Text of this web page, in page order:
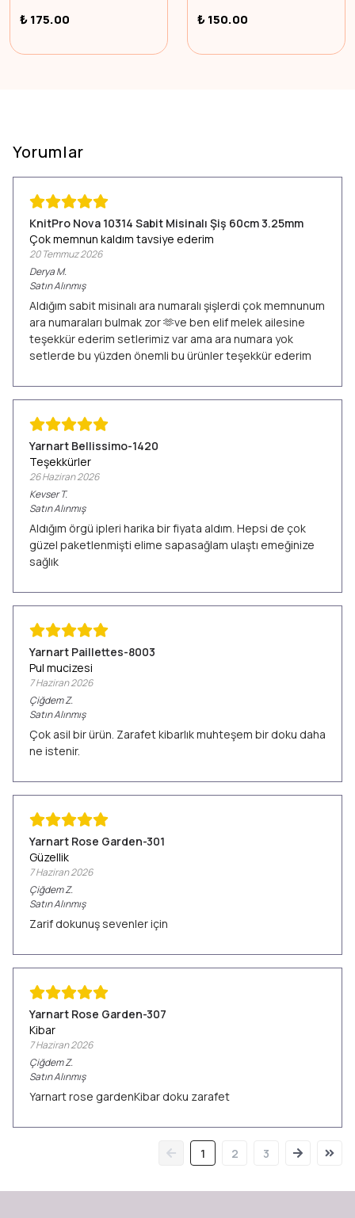
₺ 175.00 ₺ 150.00
Yorumlar
KnitPro Nova 10314 Sabit Misinalı Şiş 60cm 3.25mm
Çok memnun kaldım tavsiye ederim
20 Temmuz 2026
DeryaM.
Satın Alınmış
Aldığım sabit misinalı ara numaralı şişlerdi çok memnunum
ara numaraları bulmak zor 🫶ve ben elif melek ailesine
teşekkür ederim setlerimiz var ama ara numara yok
setlerde bu yüzden önemli bu ürünler teşekkür ederim
Yarnart Bellissimo-1420
Teşekkürler
26 Haziran 2026
Kevser T.
Satın Alınmış
Aldığım örgü ipleri harika bir fiyata aldım. Hepsi de çok
güzel paketlenmişti elime sapasağlam ulaştı emeğinize
sağlık
Yarnart Paillettes-8003
Pul mucizesi
7 Haziran 2026
ÇiğdemZ.
Satın Alınmış
Çok asil bir ürün. Zarafet kibarlık muhteşem bir doku daha
ne istenir.
Yarnart Rose Garden-301
Güzellik
7 Haziran 2026
ÇiğdemZ.
Satın Alınmış
Zarif dokunuş sevenler için
Yarnart Rose Garden-307
Kibar
7 Haziran 2026
ÇiğdemZ.
Satın Alınmış
Yarnart rose gardenKibar doku zarafet
1 2 3